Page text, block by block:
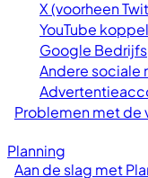
X (voorheen
YouTube
Google
Andere sociale
Problemen met de
Planning
Aan de slag met